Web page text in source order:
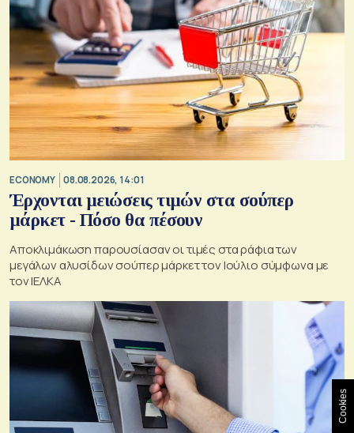
ECONOMY 08.08.2026, 14:01
Έρχονται μειώσεις τιμών στα σούπερ
μάρκετ - Πόσο θα πέσουν
Αποκλιμάκωση παρουσίασαν οι τιμές στα ράφια των
μεγάλων αλυσίδων σούπερ μάρκετ τον Ιούλιο σύμφωνα με
τον ΙΕΛΚΑ
Cookies